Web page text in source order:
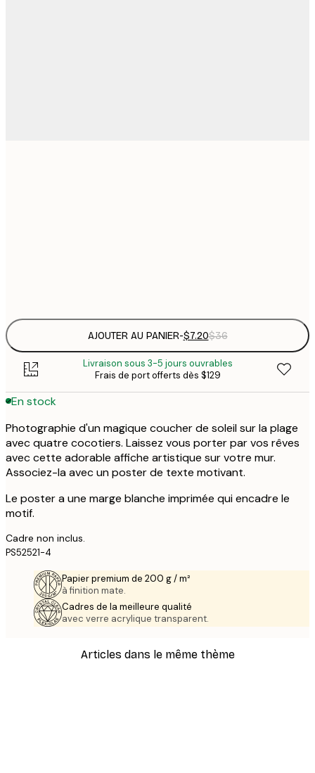
AJOUTER AU PANIER-$7.20$36
Livraison sous 3-5 jours ouvrables
Frais de port offerts dès $129
En stock
Photographie d'un magique coucher de soleil sur la plage
avec quatre cocotiers. Laissez vous porter par vos rêves
avec cette adorable affiche artistique sur votre mur.
Associez-la avec un poster de texte motivant.
Le poster a une marge blanche imprimée qui encadre le
motif.
Cadre non inclus.
PS52521-4
Papier premium de 200 g / m²
à finition mate.
Cadres de la meilleure qualité
avec verre acrylique transparent.
Articles dans le même thème